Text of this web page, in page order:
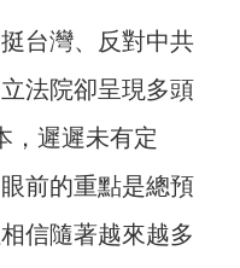
台灣、反對中共
法院卻呈現多頭
，遲遲未有定
前的重點是總預
信隨著越來越多